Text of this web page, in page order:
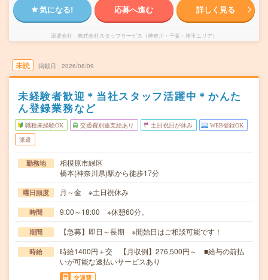
気になる! 応募へ進む 詳しく見る
派遣会社 株式会社スタッフサービス（神奈川・千葉・埼玉エリア）
未読 掲載日 2026/08/09
未経験者歓迎＊当社スタッフ活躍中＊かんた
ん登録業務など
職種未経験OK 交通費別途支給あり 土日祝日が休み WEB登録OK
派遣
勤務地
相模原市緑区
橋本(神奈川県)駅から徒歩17分
曜日頻度 月～金 ※土日祝休み
時間 9:00～18:00 ※休憩60分。
期間 【急募】即日～長期 ※開始日はご相談可能です！
時給
時給1400円＋交 【月収例】276,500円～ ■給与の前払
いが可能な速払いサービスあり
交通費